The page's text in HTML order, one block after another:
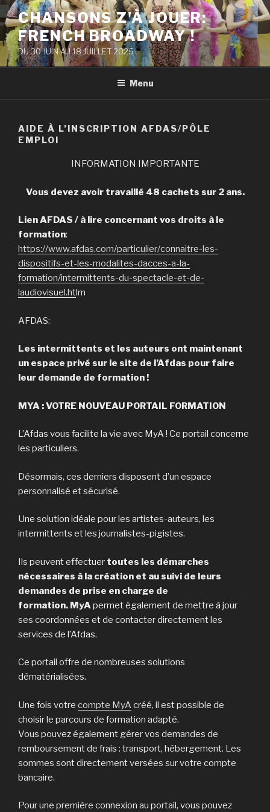
Aller
au
contenu
principal
CHANSONS Z'À JOUER:
FRENCH BROADWAY !
DU 30 JUIN AU 18 JUILLET 2025
Menu
AIDE À L’INSCRIPTION AFDAS/PÔLE
EMPLOI
INFORMATION IMPORTANTE
Vous devez avoir travaillé 48 cachets sur 2 ans.
Lien AFDAS / à lire concernant vos droits à le
formation:
https://www.afdas.com/particulier/connaitre-les-
dispositifs-et-les-modalites-dacces-a-la-
formation/intermittents-du-spectacle-et-de-
laudiovisuel.htlm
AFDAS:
Les intermittents et les auteurs ont maintenant
un espace privé sur le site de l’Afdas pour faire
leur demande de formation !
MYA : VOTRE NOUVEAU PORTAIL FORMATION
L’Afdas vous facilite la vie avec MyA ! Ce portail concerne
les particuliers.
Désormais, ces derniers disposent d’un espace
personnalisé et sécurisé.
Une solution idéale pour les artistes-auteurs, les
intermittents et les journalistes-pigistes.
Ils peuvent effectuer toutes les démarches
nécessaires à la création et au suivi de leurs
demandes de prise en charge de
formation. MyA permet également de mettre à jour
ses coordonnées et de contacter directement les
services de l’Afdas.
Ce portail offre de nombreuses solutions
dématérialisées.
Une fois votre compte MyA créé, il est possible de
choisir le parcours de formation adapté.
Vous pouvez également gérer vos demandes de
remboursement de frais : transport, hébergement. Les
sommes sont directement versées sur votre compte
bancaire.
Pour une première connexion au portail, vous pouvez